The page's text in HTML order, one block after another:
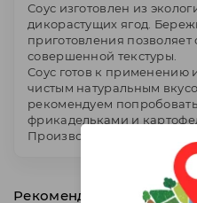
Соус изготовлен из
дикорастущих ягод.
приготовления позволяет
совершенной текстуры.
Соус готов к применению
чистым натуральным
рекомендуем
фрикадельками и
Производитель - ООО
Рекомендуем